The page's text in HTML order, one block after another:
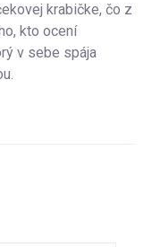
krabičke, čo z
kto ocení
v sebe spája